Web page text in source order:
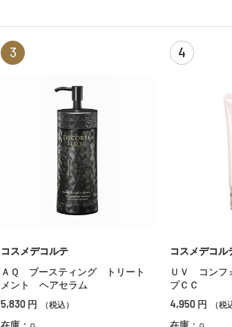
3
コスメデコルテ
ＡＱ ブースティング トリート
メント ヘアセラム
5,830 円 （税込）
4
コスメデコル
ＵＶ コンフ
プＣＣ
4,950 円 （税